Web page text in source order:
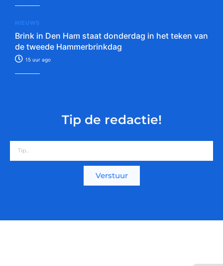
NIEUWS
Brink in Den Ham staat donderdag in het teken van
de tweede Hammerbrinkdag
15 uur ago
Tip de redactie!
Verstuur